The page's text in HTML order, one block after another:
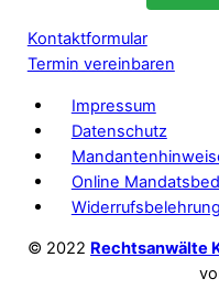
Kontaktformular
Termin vereinbaren
Impressum
Datenschutz
Online
Widerrufsbelehrung
© 2022 Rechtsanwälte